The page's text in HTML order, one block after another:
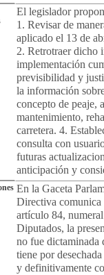
El legislador
1. Revisar de
aplicado el 13 de
2. Retrotraer dicho
implementación
previsibilidad y
la información
concepto de peaje,
mantenimiento,
carretera. 4.
consulta con
futuras
anticipación y
En la Gaceta
Directiva comunica
artículo 84,
Diputados, la
no fue dictaminada
tiene por
y definitivamente